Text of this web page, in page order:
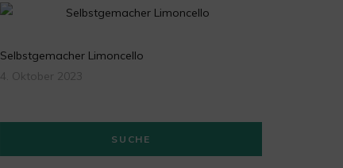
Selbstgemacher Limoncello
4. Oktober 2023
SUCHE